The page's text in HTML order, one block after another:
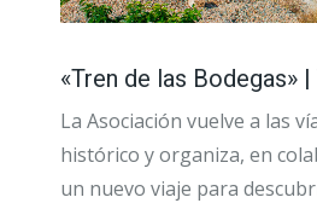
«Tren de las Bodegas»
La Asociación vuelve a las
histórico y organiza, en
un nuevo viaje para